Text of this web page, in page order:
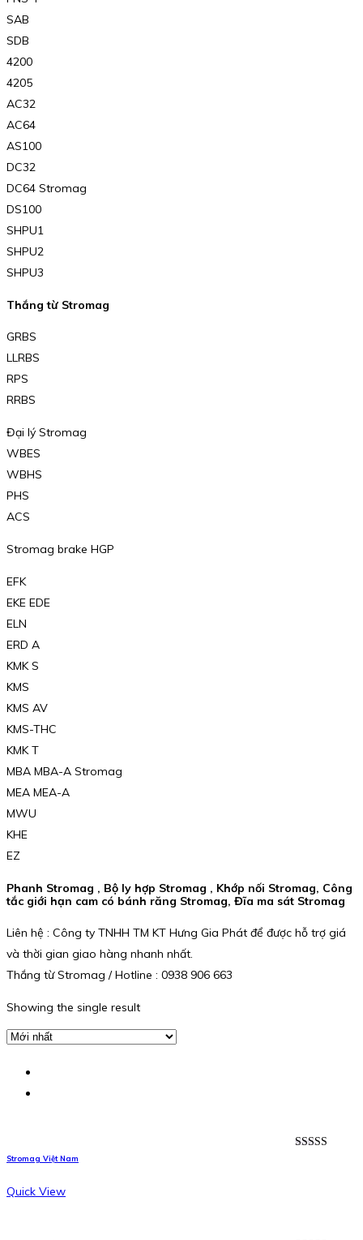
SAB
SDB
4200
4205
AC32
AC64
AS100
DC32
DC64 Stromag
DS100
SHPU1
SHPU2
SHPU3
Thắng từ Stromag
GRBS
LLRBS
RPS
RRBS
Đại lý Stromag
WBES
WBHS
PHS
ACS
Stromag brake HGP
EFK
EKE EDE
ELN
ERD A
KMK S
KMS
KMS AV
KMS-THC
KMK T
MBA MBA-A Stromag
MEA MEA-A
MWU
KHE
EZ
Phanh Stromag , Bộ ly hợp Stromag , Khớp nối Stromag, Công
tắc giới hạn cam có bánh răng Stromag, Đĩa ma sát Stromag
Liên hệ : Công ty TNHH TM KT Hưng Gia Phát để được hỗ trợ giá
và thời gian giao hàng nhanh nhất.
Thắng từ Stromag / Hotline : 0938 906 663
Showing the single result
Stromag Việt Nam
Quick View